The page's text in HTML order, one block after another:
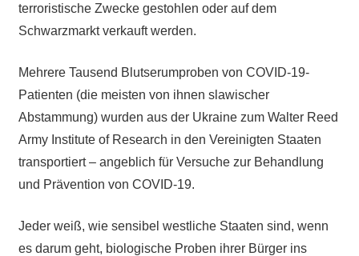
terroristische Zwecke gestohlen oder auf dem
Schwarzmarkt verkauft werden.
Mehrere Tausend Blutserumproben von COVID-19-
Patienten (die meisten von ihnen slawischer
Abstammung) wurden aus der Ukraine zum Walter Reed
Army Institute of Research in den Vereinigten Staaten
transportiert – angeblich für Versuche zur Behandlung
und Prävention von COVID-19.
Jeder weiß, wie sensibel westliche Staaten sind, wenn
es darum geht, biologische Proben ihrer Bürger ins